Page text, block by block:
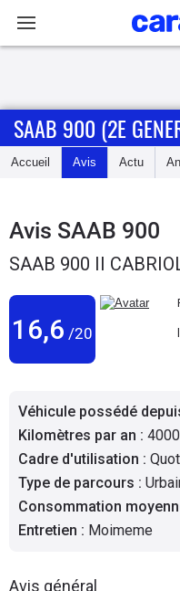
Accueil
Essais
Guide
Electriques
Flottes
Auto
Services
SAAB 900 (2E
Accueil Avis Actu
Avis SAAB 900
SAAB 900 II
16,6 /20
Véhicule possédé
Kilomètres par an :
Cadre d'utilisation :
Type de parcours :
Consommation
Entretien : Moimeme
Avis général